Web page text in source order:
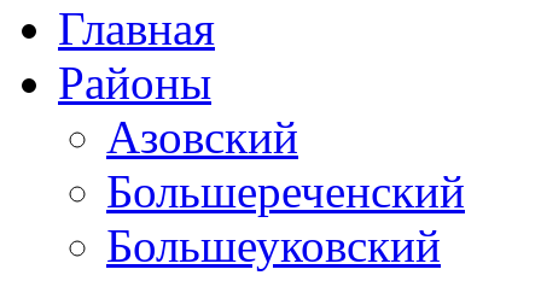
Главная
Районы
Азовский
Большереченский
Большеуковский